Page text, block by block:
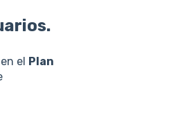
el Plan